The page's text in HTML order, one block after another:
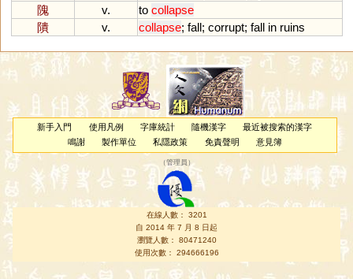
隗
v. to collapse
隤
v. collapse; fall; corrupt; fall in ruins
新手入門 使用凡例 字庫統計 隨機漢字
最近被搜索的漢字
鳴謝
製作單位 私隱政策 免責聲明 意見簿
（管理員 ）
在線人數： 3201
自 2014 年 7 月 8 日起
瀏覽人數： 80471240
使用次數： 294666196